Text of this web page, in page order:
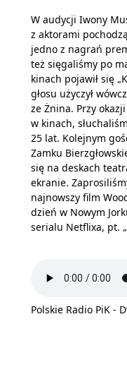
W audycji Iwony
z aktorami
jedno z nagrań
też sięgaliśmy po
kinach pojawił się
głosu użyczył
ze Żnina. Przy
w kinach,
25 lat. Kolejnym
Zamku
się na deskach
ekranie.
najnowszy film
dzień w Nowym
serialu Netflixa, pt.
Polskie Radio PiK -